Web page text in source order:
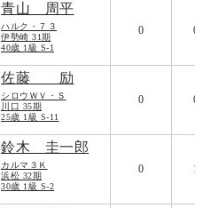
青山 周平
ハルク・７３
伊勢崎 31期
40歳 1級 S-1
0 091
佐藤 励
シロウＷＶ・Ｓ
川口 35期
25歳 1級 S-11
0 097
鈴木 圭一郎
カルマ３Ｋ
浜松 32期
30歳 1級 S-2
0 107